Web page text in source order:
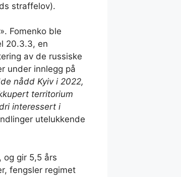
straffelov).
Fomenko ble
20.3.3, en
av de russiske
under innlegg på
nådd Kyiv i 2022,
territorium
interessert i
utelukkende
gir 5,5 års
fengsler regimet